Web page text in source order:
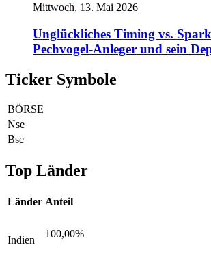
Mittwoch, 13. Mai 2026
Unglückliches Timing vs.
Pechvogel-Anleger und sein
Ticker Symbole
BÖRSE
Nse
Bse
Top Länder
Länder Anteil
Indien
100,00%